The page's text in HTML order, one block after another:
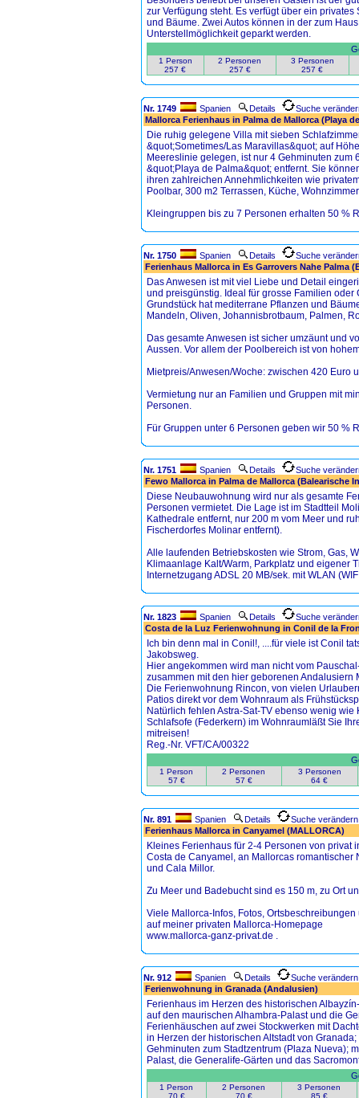
zur Verfügung steht. Es verfügt über ein
und Bäume. Zwei Autos können in der zum
Unterstellmöglichkeit geparkt werden.
1 Person
257 €
2 Personen
257 €
3 Personen
257 €
Nr. 1749 Spanien Details
Suche
Mallorca Ferienhaus in Palma de Mallorca (Playa
Die ruhig gelegene Villa mit sieben
&quot;Sometimes/Las Maravillas&quot; auf
Meereslinie gelegen, ist nur 4 Gehminuten
&quot;Playa de Palma&quot; entfernt. Sie
ihren zahlreichen Annehmlichkeiten wie
Poolbar, 300 m2 Terrassen, Küche,
Kleingruppen bis zu 7 Personen erhalten 50 %
Nr. 1750 Spanien Details
Suche
Ferienhaus Mallorca in Es Garrovers Nahe Palma
Das Anwesen ist mit viel Liebe und Detail
und preisgünstig. Ideal für grosse Familien
Grundstück hat mediterrane Pflanzen und
Mandeln, Oliven, Johannisbrotbaum, Palmen,
Das gesamte Anwesen ist sicher umzäunt und
Aussen. Vor allem der Poolbereich ist von
Mietpreis/Anwesen/Woche: zwischen 420 Euro
Vermietung nur an Familien und Gruppen mit
Personen.
Für Gruppen unter 6 Personen geben wir 50 %
Nr. 1751 Spanien Details
Suche
Fewo Mallorca in Palma de Mallorca (Balearische
Diese Neubauwohnung wird nur als gesamte
Personen vermietet. Die Lage ist im Stadtteil
Kathedrale entfernt, nur 200 m vom Meer und
Fischerdorfes Molinar entfernt).
Alle laufenden Betriebskosten wie Strom, Gas,
Klimaanlage Kalt/Warm, Parkplatz und eigener
Internetzugang ADSL 20 MB/sek. mit WLAN
Nr. 1823 Spanien Details
Suche
Costa de la Luz Ferienwohnung in Conil de la
Ich bin denn mal in Conil!, ....für viele ist Conil
Jakobsweg.
Hier angekommen wird man nicht vom
zusammen mit den hier geborenen Andalusiern
Die Ferienwohnung Rincon, von vielen
Patios direkt vor dem Wohnraum als
Natürlich fehlen Astra-Sat-TV ebenso wenig
Schlafsofe (Federkern) im Wohnraumläßt Sie
mitreisen!
Reg.-Nr. VFT/CA/00322
1 Person
57 €
2 Personen
57 €
3 Personen
64 €
Nr. 891 Spanien Details
Suche verändern
Ferienhaus Mallorca in Canyamel (MALLORCA)
Kleines Ferienhaus für 2-4 Personen von
Costa de Canyamel, an Mallorcas
und Cala Millor.
Zu Meer und Badebucht sind es 150 m, zu Ort
Viele Mallorca-Infos, Fotos,
auf meiner privaten Mallorca-Homepage
www.mallorca-ganz-privat.de .
Nr. 912 Spanien Details
Suche verändern
Ferienwohnung in Granada (Andalusien)
Ferienhaus im Herzen des historischen
auf den maurischen Alhambra-Palast und die
Ferienhäuschen auf zwei Stockwerken mit
in Herzen der historischen Altstadt von
Gehminuten zum Stadtzentrum (Plaza Nueva);
Palast, die Generalife-Gärten und das
1 Person
2 Personen
3 Personen